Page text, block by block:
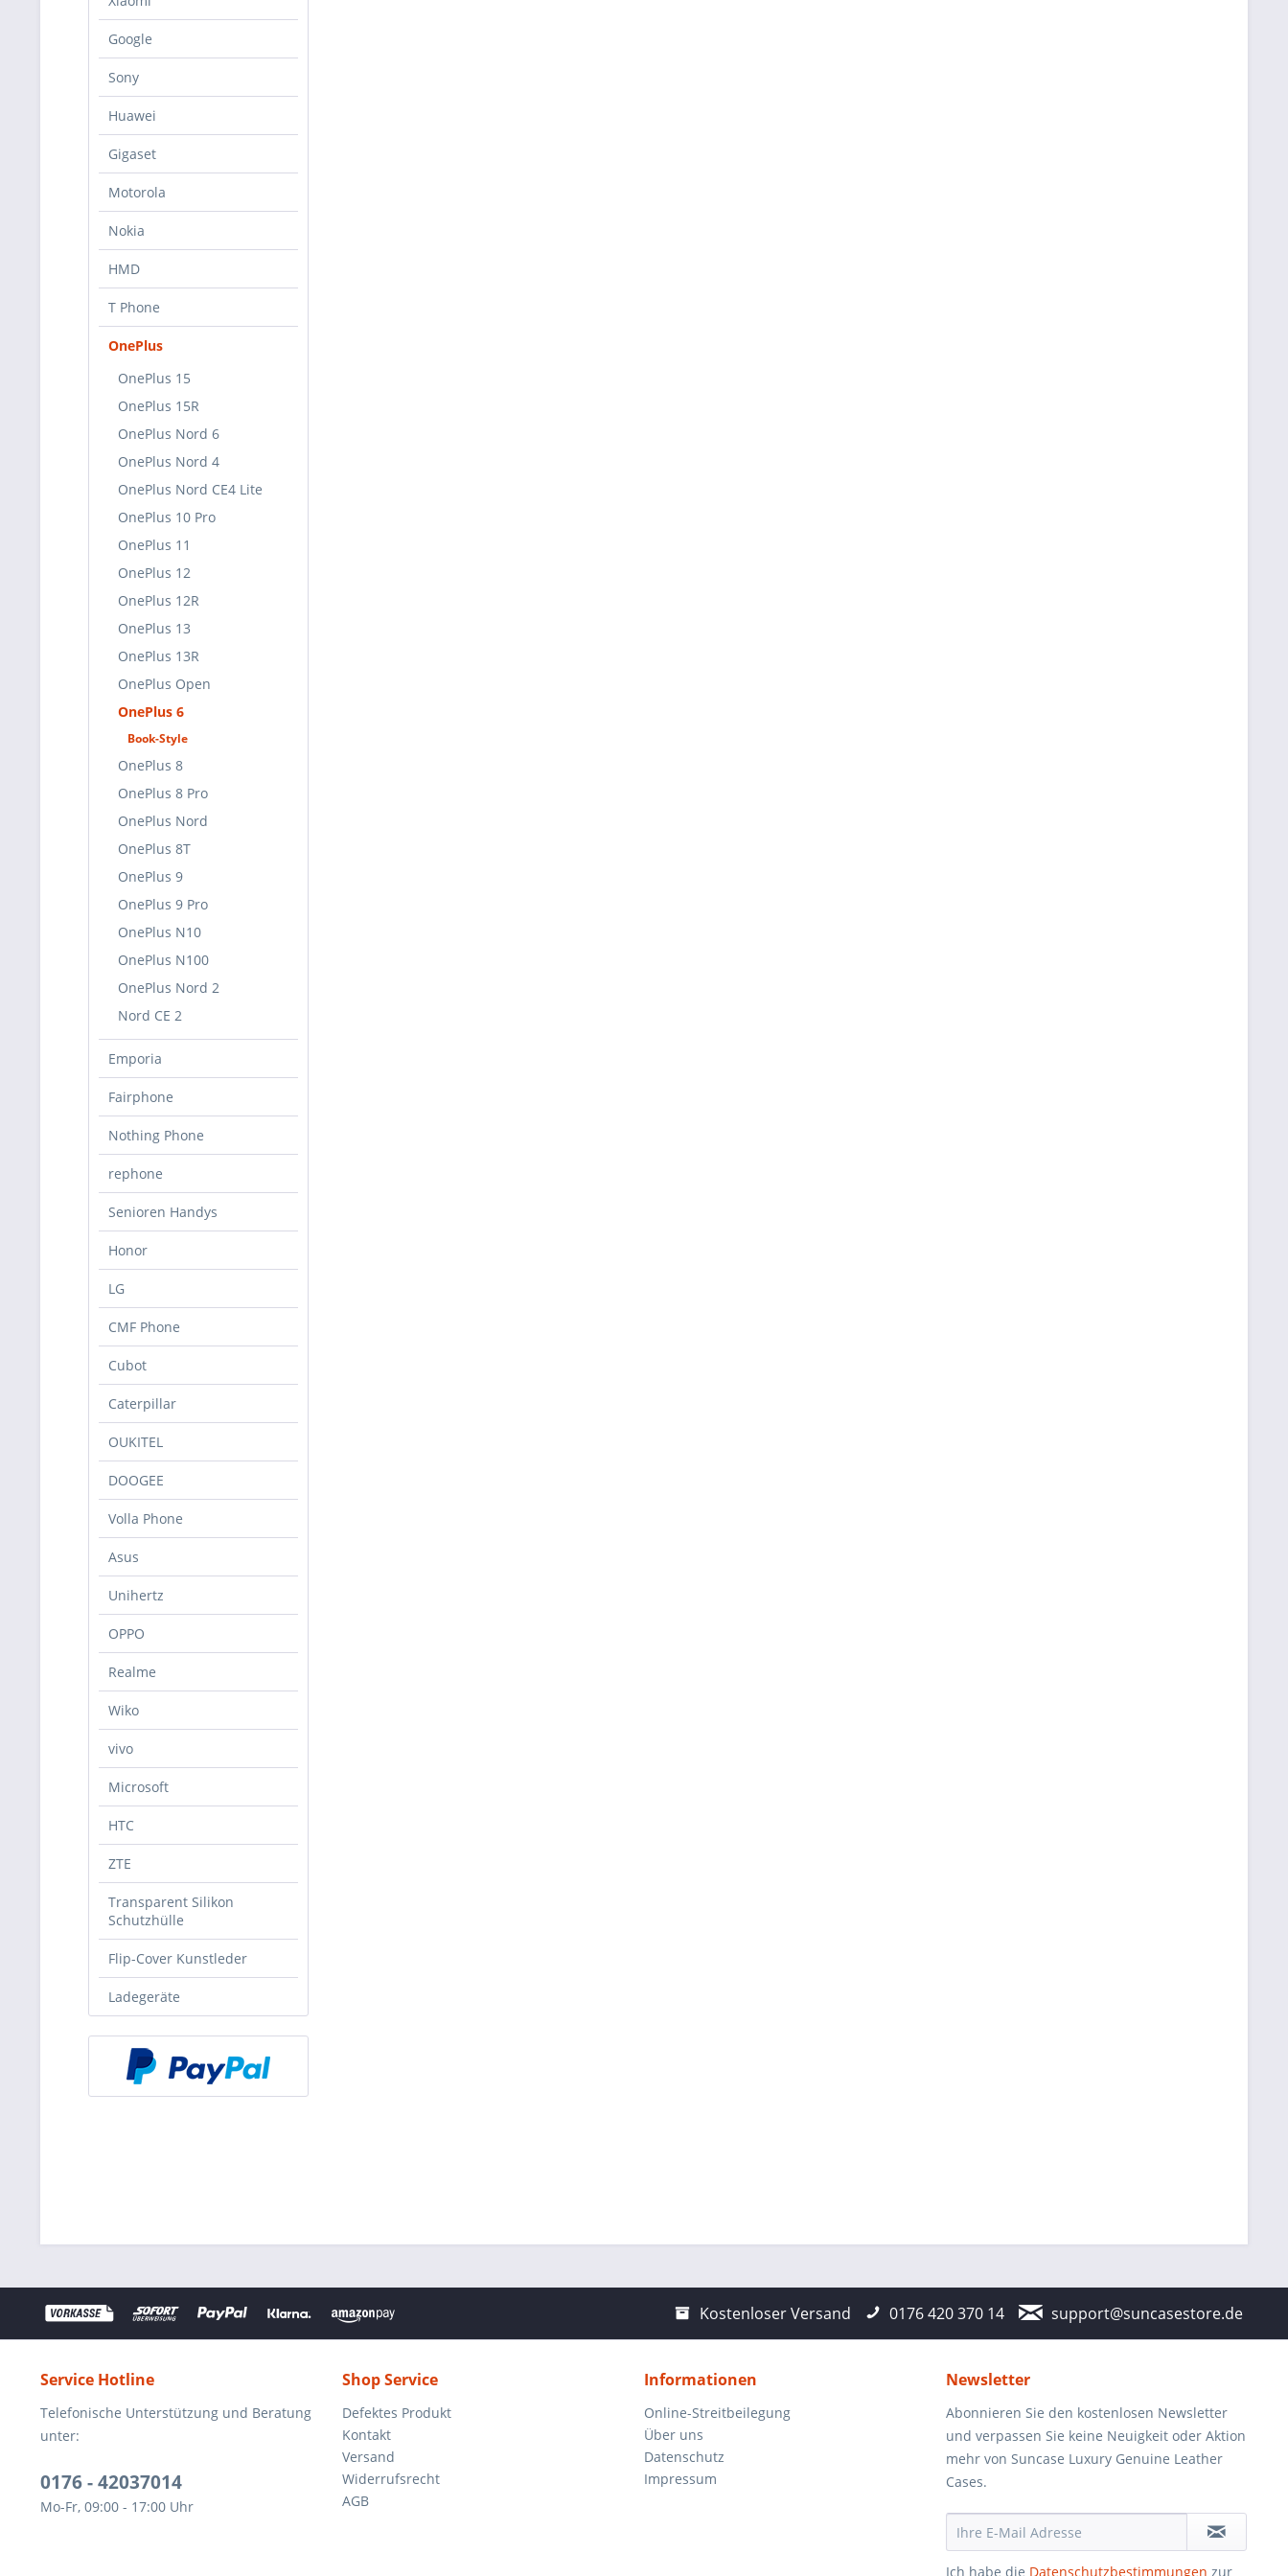
Google
Sony
Huawei
Gigaset
Motorola
Nokia
HMD
T Phone
OnePlus
OnePlus 15
OnePlus 15R
OnePlus Nord 6
OnePlus Nord 4
OnePlus Nord CE4 Lite
OnePlus 10 Pro
OnePlus 11
OnePlus 12
OnePlus 12R
OnePlus 13
OnePlus 13R
OnePlus Open
OnePlus 6
Book-Style
OnePlus 8
OnePlus 8 Pro
OnePlus Nord
OnePlus 8T
OnePlus 9
OnePlus 9 Pro
OnePlus N10
OnePlus N100
OnePlus Nord 2
Nord CE 2
Emporia
Fairphone
Nothing Phone
rephone
Senioren Handys
Honor
LG
CMF Phone
Cubot
Caterpillar
OUKITEL
DOOGEE
Volla Phone
Asus
Unihertz
OPPO
Realme
Wiko
vivo
Microsoft
HTC
ZTE
Transparent Silikon
Schutzhülle
Flip-Cover Kunstleder
Ladegeräte
Kostenloser Versand 0176 420 370 14 support@suncasestore.de
Service Hotline
Telefonische Unterstützung und Beratung
unter:
0176 - 42037014
Mo-Fr, 09:00 - 17:00 Uhr
Shop Service
Defektes Produkt
Kontakt
Versand
Widerrufsrecht
AGB
Informationen
Online-Streitbeilegung
Über uns
Datenschutz
Impressum
Newsletter
Abonnieren Sie den kostenlosen Newsletter
und verpassen Sie keine Neuigkeit oder Aktion
mehr von Suncase Luxury Genuine Leather
Cases.
Ich habe die Datenschutzbestimmungen zur